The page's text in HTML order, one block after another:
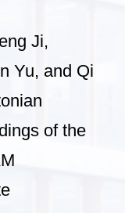
Ji,
Yu, and Qi
of the